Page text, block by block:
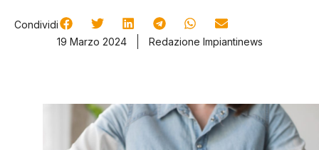
Condividi
19 Marzo 2024
Redazione Impiantinews